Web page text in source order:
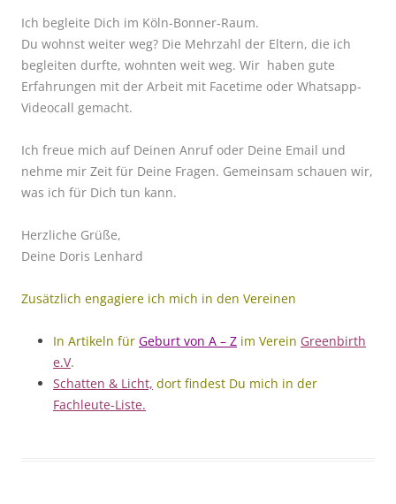
Ich begleite Dich im Köln-Bonner-Raum.
Du wohnst weiter weg? Die Mehrzahl der Eltern, die ich
begleiten durfte, wohnten weit weg. Wir haben gute
Erfahrungen mit der Arbeit mit Facetime oder Whatsapp-
Videocall gemacht.
Ich freue mich auf Deinen Anruf oder Deine Email und
nehme mir Zeit für Deine Fragen. Gemeinsam schauen wir,
was ich für Dich tun kann.
Herzliche Grüße,
Deine Doris Lenhard
Zusätzlich engagiere ich mich in den Vereinen
In Artikeln für Geburt von A – Z im Verein Greenbirth
e.V.
Schatten & Licht, dort findest Du mich in der
Fachleute-Liste.